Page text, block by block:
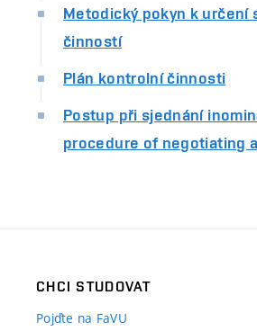
Metodický pokyn k určení
činností
Plán kontrolní činnosti
Postup při sjednání
procedure of negotiating
CHCI STUDOVAT
Pojďte na FaVU